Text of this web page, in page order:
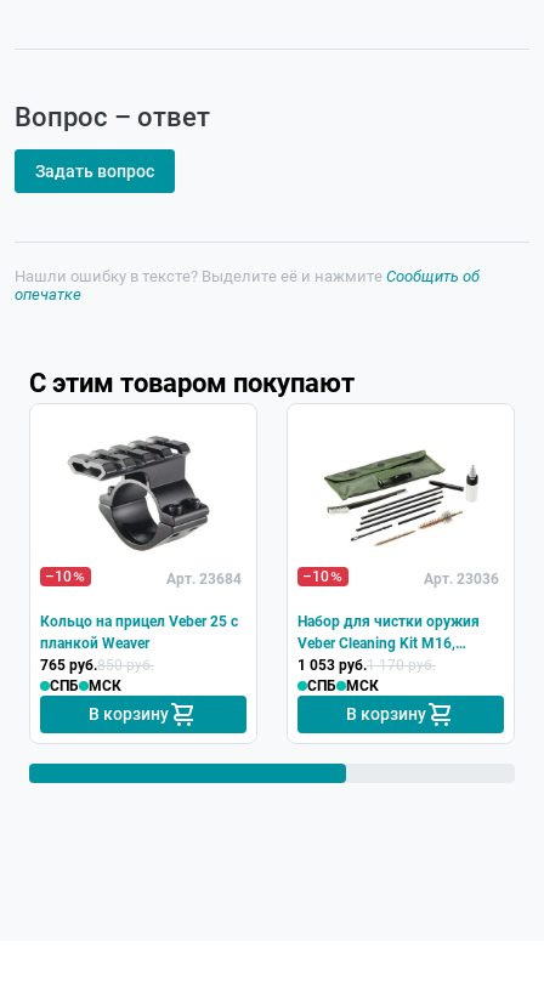
Вопрос – ответ
Задать вопрос
Нашли ошибку в тексте? Выделите её и нажмите Сообщить об
опечатке
С этим товаром покупают
–10 Арт. 23684
Кольцо на прицел Veber 25 с
планкой Weaver
765 руб.850 руб.
СПБ
МСК
В корзину
–10
Арт. 23036
Набор для чистки оружия
Veber Cleaning Kit M16,
22/5.56 мм
1 053 руб.1 170 руб.
СПБ
МСК
В корзину